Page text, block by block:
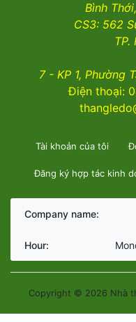
Bình
CS3: 562
TP.
7 - KP 1, Phường
Điện thoại:
Tài khoản của tôi
Đăng ký hợp tác kinh
Company name:
Hour:
Copyright © 2026 Nhà